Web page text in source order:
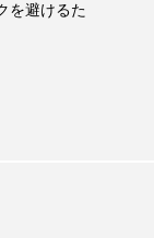
を避けるた